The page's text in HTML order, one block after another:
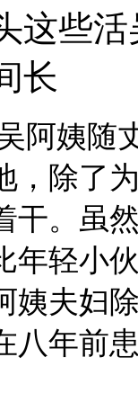
这些
长
阿姨随
，除了
干。虽
年轻小
姨夫妇
八年